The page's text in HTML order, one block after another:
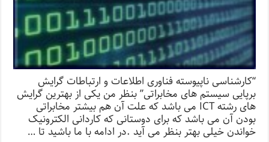
“کارشناسی ناپیوسته فناوری اطلاعات و ارتباطات گرایش
برپایی سیستم های مخابراتی” بنظر من یکی از بهترین گرایش
های رشته ICT می باشد که علت آن هم بیشتر مخابراتی
بودن آن می باشد که برای دوستانی که کاردانی الکترونیک
خواندن خیلی بهتر بنظر می آید .در ادامه با ما باشید تا …